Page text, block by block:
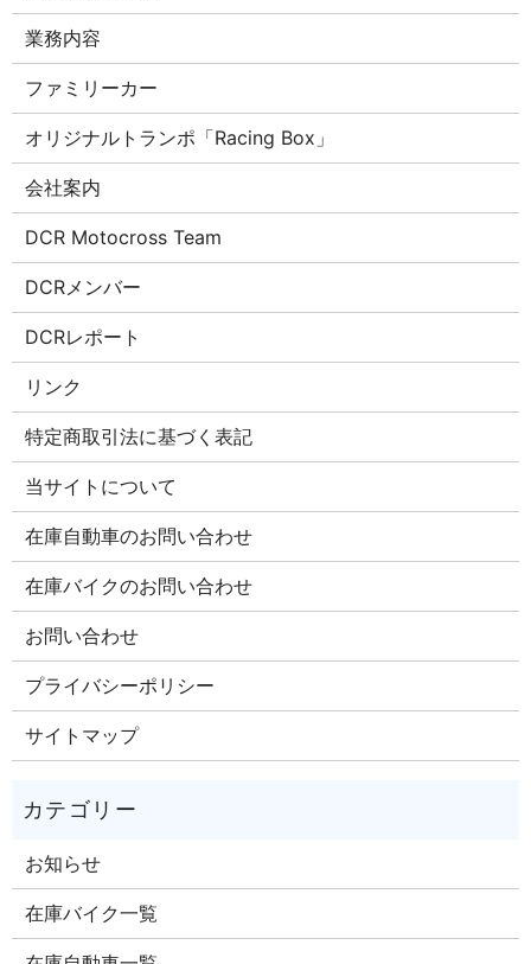
業務内容
ファミリーカー
オリジナルトランポ「Racing Box」
会社案内
DCR Motocross Team
DCRメンバー
DCRレポート
リンク
特定商取引法に基づく表記
当サイトについて
在庫自動車のお問い合わせ
在庫バイクのお問い合わせ
お問い合わせ
プライバシーポリシー
サイトマップ
お知らせ
在庫バイク一覧